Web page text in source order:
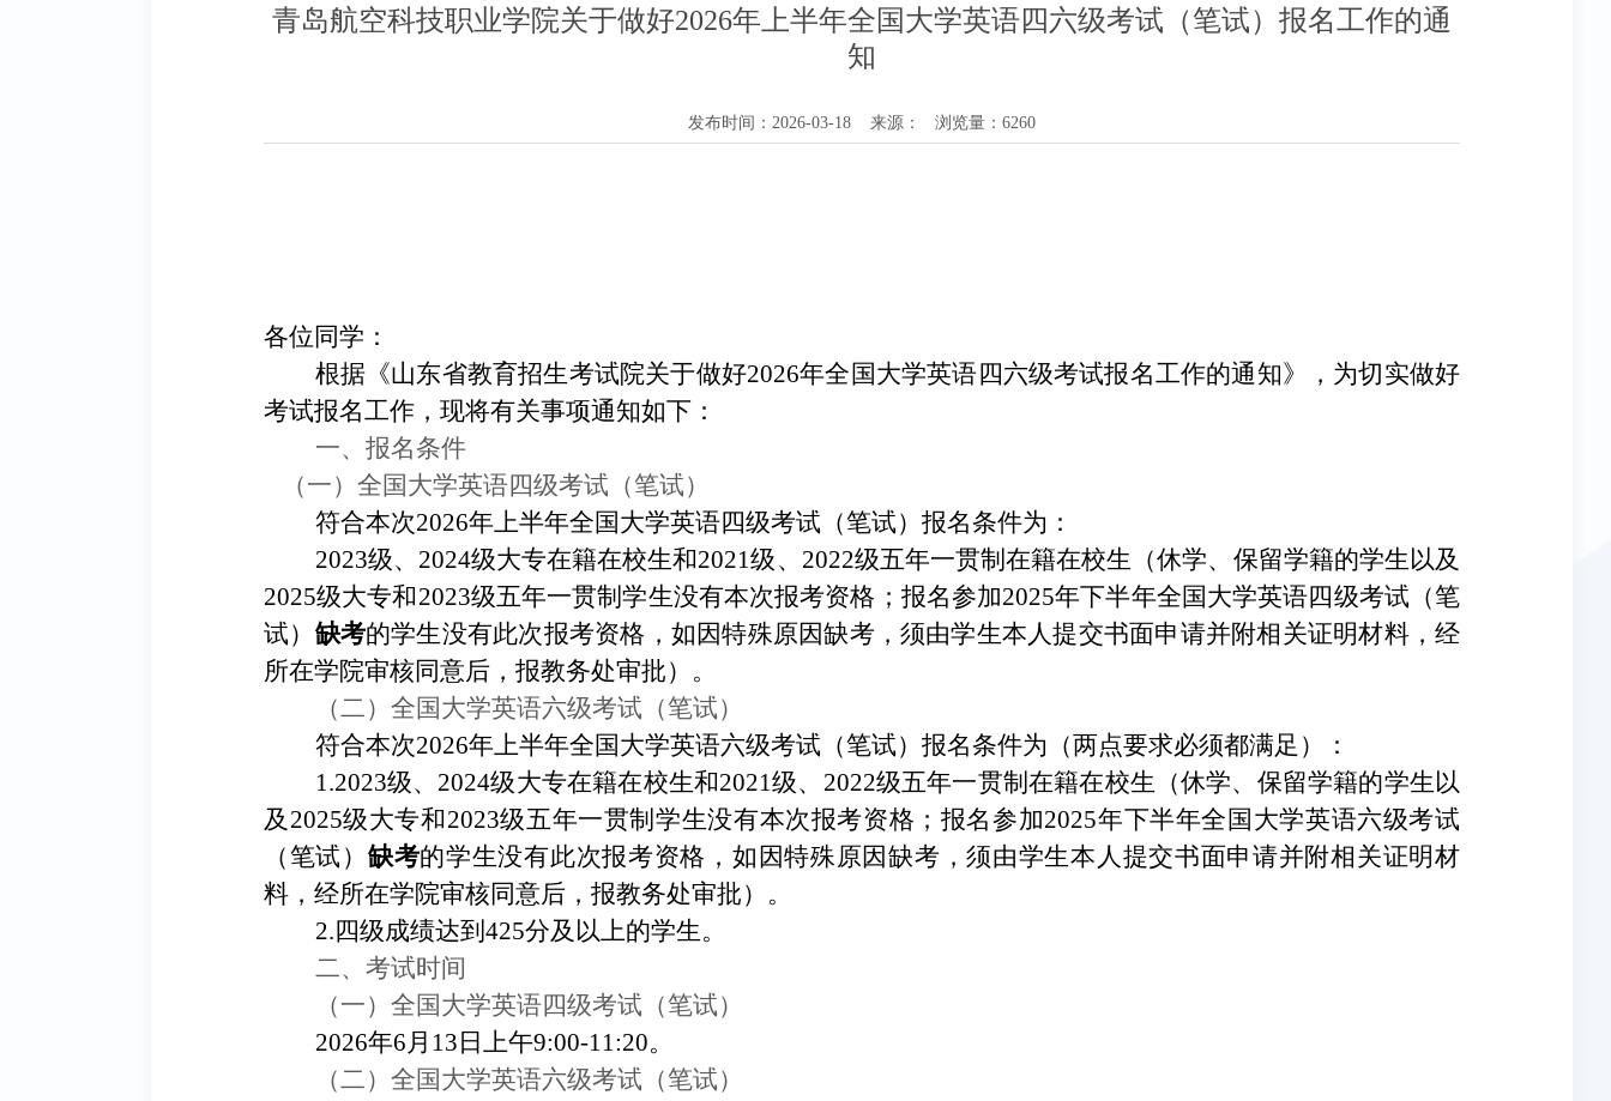
青岛航空科技职业学院关于做好2026年上半年全国大学英语四六级考试（笔试）报名工作的通
知
发布时间：2026-03-18 来源： 浏览量：6260
各位同学 ：
根据《山东省教育招生考试院关于做好2026年全国大学英语四六级考试报名工作的通知》，为切实做好
考试报名工作，现将有关事项通知如下：
一、 报名条件
（一）全国大学英语四级考试（笔试）
符合本次2026年上半年全国大学英语四级考试（笔试）报名条件为：
2023级、2024级大专在籍在校生和2021级、2022级五年一贯制在籍在校生（休学、保留学籍的学生以及
2025级大专和2023级五年一贯制学生没有本次报考资格；报名参加2025年下半年全国大学英语四级考试（笔
试） 缺考的学生没有此次报考资格， 如因特殊原因缺考，须由学生本人提交书面申请并附相关证明材料，经
所在学院审核同意后，报教务处审批）。
（二） 全国大学英语六级考试（笔试）
符合本次2026年上半年全国大学英语六级考试（笔试）报名条件为（两点要求必须都满足）：
1.2023级、2024级大专在籍在校生和2021级、2022级五年一贯制在籍在校生（休学、保留学籍的学生以
及2025级大专和2023级五年一贯制学生没有本次报考资格；报名参加2025年下半年全国大学英语六级考试
（笔试 ） 缺考的学生没有此次报考资格， 如因特殊原因缺考，须由学生本人提交书面申请并附相关证明材
料，经所在学院审核同意后，报教务处审批）。
2.四级成绩达到 425分及以上的学生。
二、考试时间
（一）全国大学英语四级考试（笔试）
2026年6月13日上午9:00-11:20。
（二）全国大学英语六级考试（笔试）